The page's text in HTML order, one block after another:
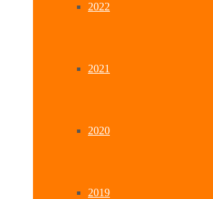
2022
2021
2020
2019